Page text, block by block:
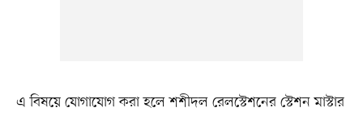
এ বিষয়ে যোগাযোগ করা হলে শশীদল রেলস্টেশনের স্টেশন মাস্টার